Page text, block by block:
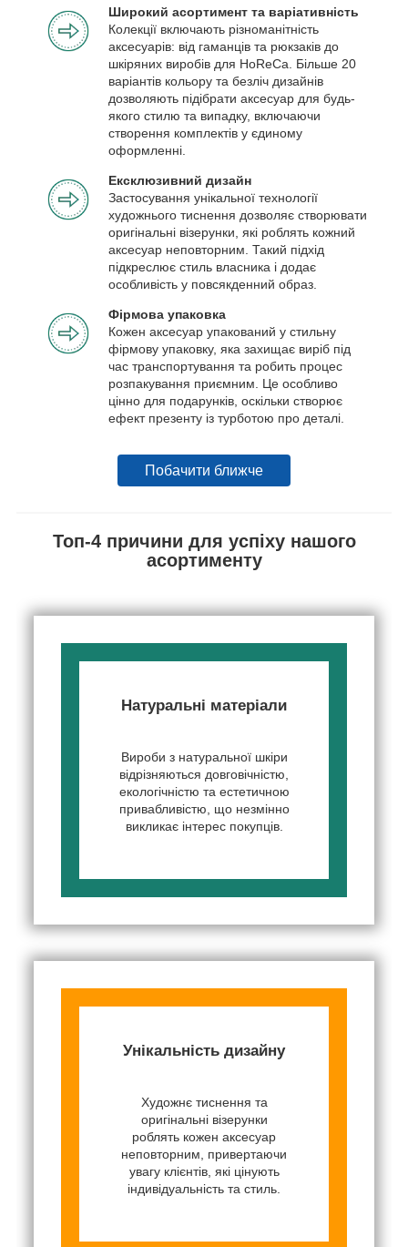
Широкий асортимент та варіативність
Колекції включають різноманітність
аксесуарів: від гаманців та рюкзаків до
шкіряних виробів для HoReCa. Більше 20
варіантів кольору та безліч дизайнів
дозволяють підібрати аксесуар для будь-
якого стилю та випадку, включаючи
створення комплектів у єдиному
оформленні.
Ексклюзивний дизайн
Застосування унікальної технології
художнього тиснення дозволяє створювати
оригінальні візерунки, які роблять кожний
аксесуар неповторним. Такий підхід
підкреслює стиль власника і додає
особливість у повсякденний образ.
Фірмова упаковка
Кожен аксесуар упакований у стильну
фірмову упаковку, яка захищає виріб під
час транспортування та робить процес
розпакування приємним. Це особливо
цінно для подарунків, оскільки створює
ефект презенту із турботою про деталі.
Побачити ближче
Топ-4 причини для успіху нашого
асортименту
Натуральні матеріали
Вироби з натуральної шкіри
відрізняються довговічністю,
екологічністю та естетичною
привабливістю, що незмінно
викликає інтерес покупців.
Унікальність дизайну
Художнє тиснення та
оригінальні візерунки
роблять кожен аксесуар
неповторним, привертаючи
увагу клієнтів, які цінують
індивідуальність та стиль.